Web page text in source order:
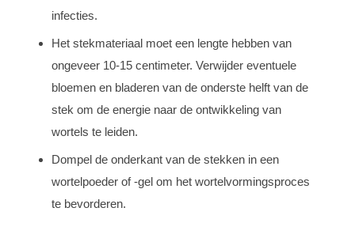
infecties.
Het stekmateriaal moet een lengte hebben van
ongeveer 10-15 centimeter. Verwijder eventuele
bloemen en bladeren van de onderste helft van de
stek om de energie naar de ontwikkeling van
wortels te leiden.
Dompel de onderkant van de stekken in een
wortelpoeder of -gel om het wortelvormingsproces
te bevorderen.